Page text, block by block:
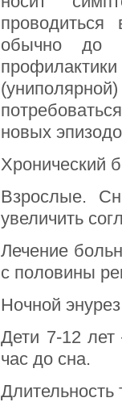
проводиться
обычно до
новых
Хронический
Взрослые.
увеличить
Лечение
с половины
Ночной
Дети 7-12
час до сна.